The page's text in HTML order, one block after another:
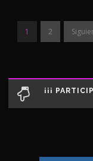
1 2
¡¡¡